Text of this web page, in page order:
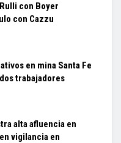
con Boyer
con Cazzu
en mina Santa Fe
trabajadores
alta afluencia en
vigilancia en